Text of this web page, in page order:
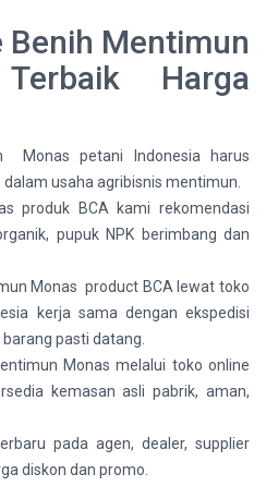
Benih Mentimun
Harga
Monas petani Indonesia harus
usaha agribisnis mentimun.
produk BCA kami rekomendasi
pupuk NPK berimbang dan
Monas product BCA lewat toko
kerja sama dengan ekspedisi
pasti datang.
Monas melalui toko online
kemasan asli pabrik, aman,
pada agen, dealer, supplier
diskon dan promo.